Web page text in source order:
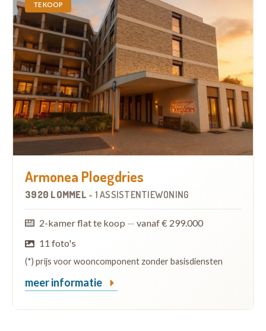
TE KOOP
Armonea Ploegdries
3920 LOMMEL - 1 ASSISTENTIEWONING
2-kamer flat te koop — vanaf € 299.000
11 foto's
(*) prijs voor wooncomponent zonder basisdiensten
meer informatie